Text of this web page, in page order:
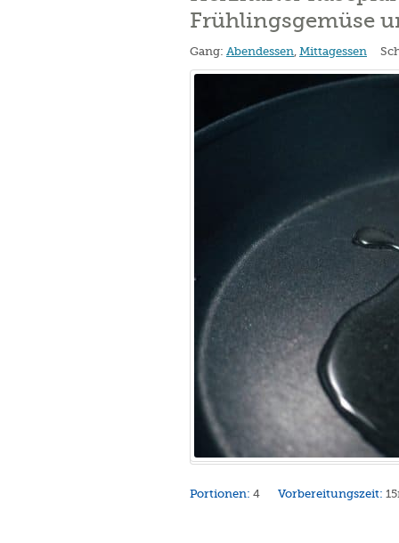
Frühlingsgemüse
Gang: Abendessen, Mittagessen
Portionen: 4 Vorbereitungszeit: